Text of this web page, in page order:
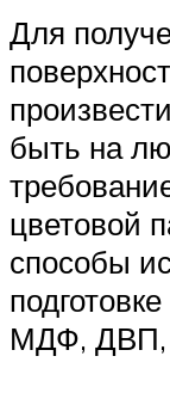
Для
быть на
цветовой
способы
МДФ, ДВП,